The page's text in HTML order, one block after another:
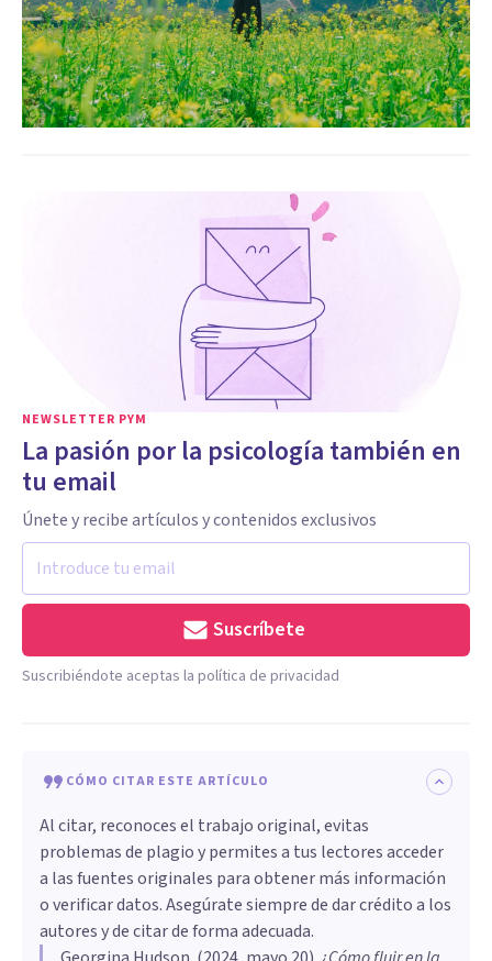
NEWSLETTER PYM
La pasión por la psicología también en
tu email
Únete y recibe artículos y contenidos exclusivos
Suscríbete
Suscribiéndote aceptas la política de privacidad
CÓMO CITAR ESTE ARTÍCULO
Al citar, reconoces el trabajo original, evitas
problemas de plagio y permites a tus lectores acceder
a las fuentes originales para obtener más información
o verificar datos. Asegúrate siempre de dar crédito a los
autores y de citar de forma adecuada.